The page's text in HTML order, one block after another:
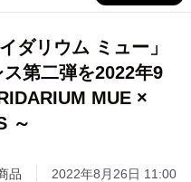
ダリウム ミュー」
第二弾を2022年9
MUE ×
～
品 2022年8月26日 11:00